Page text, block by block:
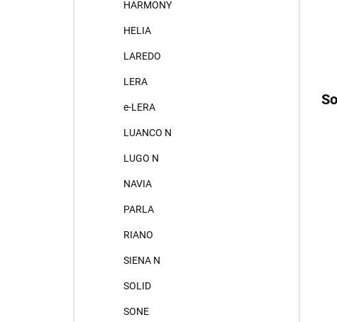
HARMONY
HELIA
LAREDO
LERA
e-LERA
LUANCO N
LUGO N
NAVIA
PARLA
RIANO
SIENA N
SOLID
SONE